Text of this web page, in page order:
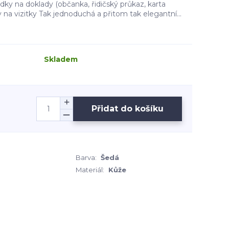
na doklady (občanka, řidičský průkaz, karta
na vizitky Tak jednoduchá a přitom tak elegantní...
Skladem
Přidat do košíku
Barva: Šedá
Materiál:
Kůže